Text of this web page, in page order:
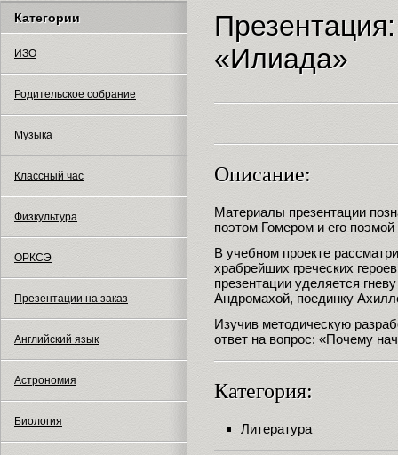
Категории
ИЗО
Родительское собрание
Музыка
Классный час
Физкультура
ОРКСЭ
Презентации на заказ
Английский язык
Астрономия
Биология
«Илиада»
Описание:
Материалы презентации
поэтом Гомером и его
В учебном проекте
храбрейших греческих
презентации уделяется
Андромахой, поединку
Изучив методическую
ответ на вопрос: «Почему
Категория:
Литература